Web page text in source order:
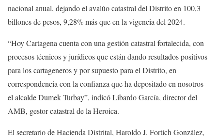
nacional anual, dejando el avalúo catastral del Distrito en 100,3
billones de pesos, 9,28% más que en la vigencia del 2024.
“Hoy Cartagena cuenta con una gestión catastral fortalecida, con
procesos técnicos y jurídicos que están dando resultados positivos
para los cartageneros y por supuesto para el Distrito, en
correspondencia con la confianza que ha depositado en nosotros
el alcalde Dumek Turbay”, indicó Libardo García, director del
AMB, gestor catastral de la Heroica.
El secretario de Hacienda Distrital, Haroldo J. Fortich González,